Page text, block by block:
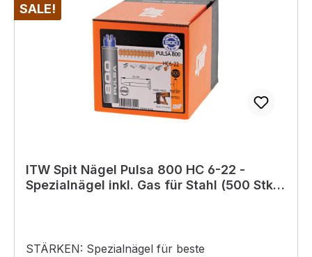
SALE!
ITW Spit Nägel Pulsa 800 HC 6-22 -
Spezialnägel inkl. Gas für Stahl (500 Stk.)
STÄRKEN: Spezialnägel für beste